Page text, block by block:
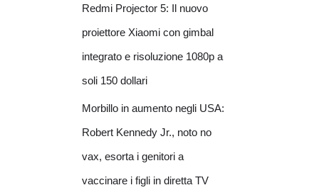
Redmi Projector 5: Il nuovo
proiettore Xiaomi con gimbal
integrato e risoluzione 1080p a
soli 150 dollari
Morbillo in aumento negli USA:
Robert Kennedy Jr., noto no
vax, esorta i genitori a
vaccinare i figli in diretta TV